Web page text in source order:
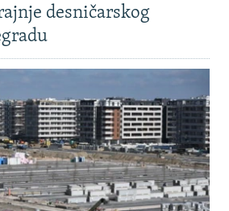
desničarskog